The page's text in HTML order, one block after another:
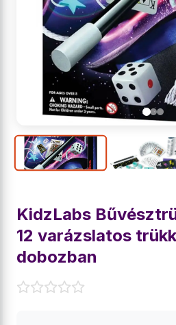
KidzLabs
12 varázslatos
dobozban